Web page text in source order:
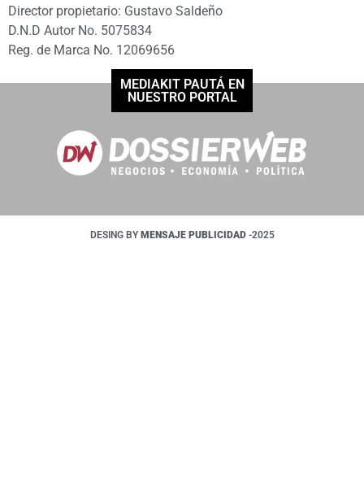
Director propietario: Gustavo Saldeño
D.N.D Autor No. 5075834
Reg. de Marca No. 12069656
MEDIAKIT PAUTÁ EN
NUESTRO PORTAL
DESING BY MENSAJE PUBLICIDAD -2025